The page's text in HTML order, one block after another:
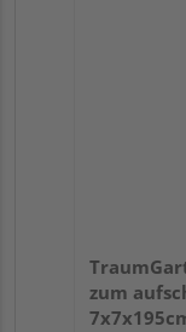
zum